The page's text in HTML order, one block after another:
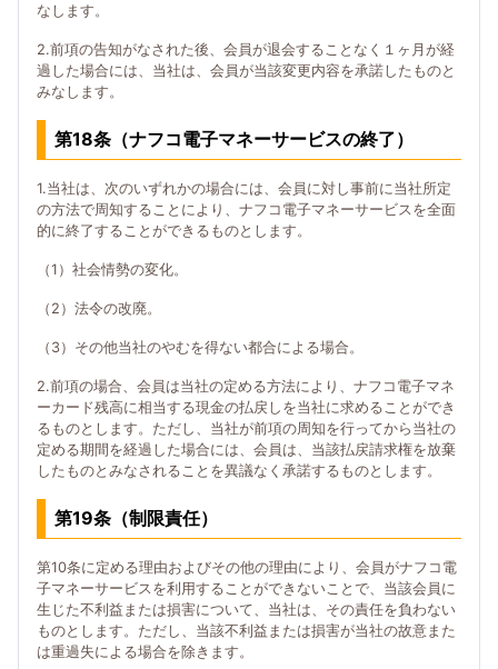
なします。
2.前項の告知がなされた後、会員が退会することなく１ヶ月が経
過した場合には、当社は、会員が当該変更内容を承諾したものと
みなします。
第18条（ナフコ電子マネーサービスの終了）
1.当社は、次のいずれかの場合には、会員に対し事前に当社所定
の方法で周知することにより、ナフコ電子マネーサービスを全面
的に終了することができるものとします。
（1）社会情勢の変化。
（2）法令の改廃。
（3）その他当社のやむを得ない都合による場合。
2.前項の場合、会員は当社の定める方法により、ナフコ電子マネ
ーカード残高に相当する現金の払戻しを当社に求めることができ
るものとします。ただし、当社が前項の周知を行ってから当社の
定める期間を経過した場合には、会員は、当該払戻請求権を放棄
したものとみなされることを異議なく承諾するものとします。
第19条（制限責任）
第10条に定める理由およびその他の理由により、会員がナフコ電
子マネーサービスを利用することができないことで、当該会員に
生じた不利益または損害について、当社は、その責任を負わない
ものとします。ただし、当該不利益または損害が当社の故意また
は重過失による場合を除きます。